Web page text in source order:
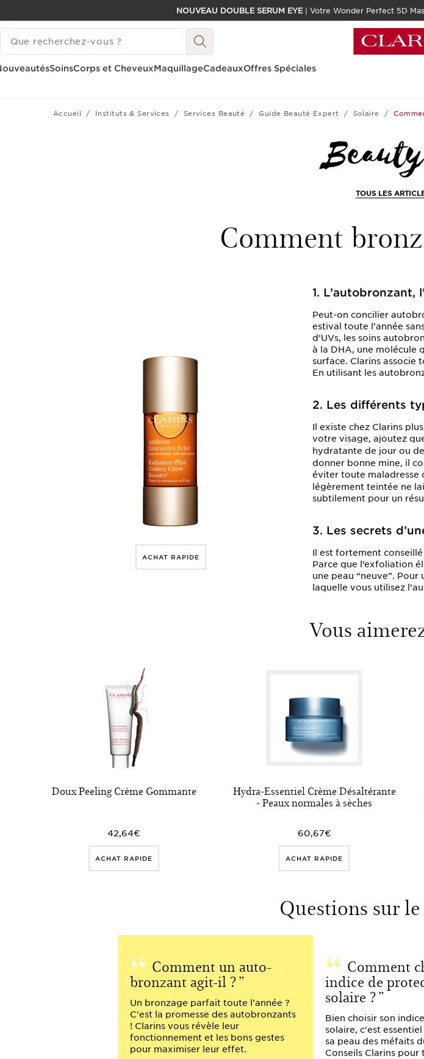
ALLER AU CONTENU
CONSULTER LE PIED DE PAGE
NOUVEAU DOUBLE SERUM EYE| Votre Wonder Perfect 5D
HISTORIQUE DES RECHERCHES
SoinsCorps et CheveuxMaquillageCadeauxOffres Spéciales
Accueil Instituts & Services Services Beauté Guide Beauté Expert Solaire
TOUS LES
Comment
ACHAT RAPIDE
1. L’autobronzant,
Peut-on concilier
estival toute l’année
d’UVs, les soins
à la DHA, une molécule
surface. Clarins associe
En utilisant les
2. Les différents
Il existe chez Clarins
votre visage, ajoutez
hydratante de jour ou
donner bonne mine, il
éviter toute maladresse
légèrement teintée ne
subtilement pour un
3. Les secrets
Il est fortement
Parce que l’exfoliation
une peau “neuve”.
laquelle vous utilisez
Vous
Doux Peeling Crème Gommante
42,64€
ACHAT RAPIDE
Hydra-Essentiel Crème Désaltérante
- Peaux normales à sèches
60,67€
ACHAT RAPIDE
Questions sur
Comment un auto-
bronzant agit-il ?
Un bronzage parfait toute l'année ?
C'est la promesse des autobronzants
! Clarins vous révèle leur
fonctionnement et les bons gestes
pour maximiser leur effet.
Comment
indice de
solaire ?
Bien choisir son
solaire, c'est
sa peau des méfaits
Conseils Clarins pour